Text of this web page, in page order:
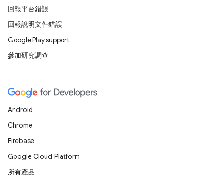
回報平台錯誤
回報說明文件錯誤
Google Play support
參加研究調查
Android
Chrome
Firebase
Google Cloud Platform
所有產品